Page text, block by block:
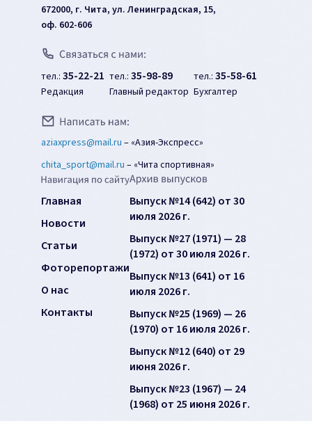
672000, г. Чита, ул. Ленинградская, 15,
оф. 602-606
тел.: 35-22-21
Редакция
тел.: 35-98-89
Главный редактор
тел.: 35-58-61
Бухгалтер
aziaxpress@mail.ru – «Азия-Экспресс»
chita_sport@mail.ru – «Чита спортивная»
Главная
Новости
Статьи
Фоторепортажи
О нас
Контакты
Выпуск №14 (642) от 30
июля 2026 г.
Выпуск №27 (1971) — 28
(1972) от 30 июля 2026 г.
Выпуск №13 (641) от 16
июля 2026 г.
Выпуск №25 (1969) — 26
(1970) от 16 июля 2026 г.
Выпуск №12 (640) от 29
июня 2026 г.
Выпуск №23 (1967) — 24
(1968) от 25 июня 2026 г.